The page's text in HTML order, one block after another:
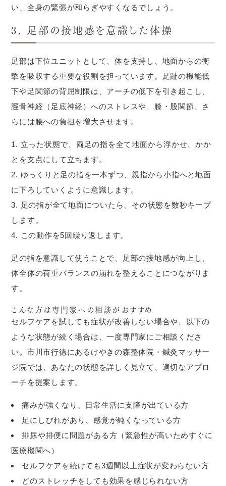
い、全身の緊張が和らぎやすくなるでしょう。
3. 足部の接地感を意識した体操
足部は下位ユニットとして、体を支持し、地面からの衝
撃を吸収する重要な役割を担っています。足趾の機能低
下や足関節の背屈制限は、アーチの低下を引き起こし、
脛骨神経（足底神経）へのストレスや、膝・股関節、さ
らには腰への負担を増大させます。
立った状態で、両足の指を全て地面から浮かせ、かか
とを支点にして立ちます。
ゆっくりと足の指を一本ずつ、親指から小指へと地面
に下ろしていくように意識します。
足の指が全て地面についたら、その状態を数秒キープ
します。
この動作を5回繰り返します。
足の指を意識して使うことで、足部の接地感が向上し、
体全体の荷重バランスの崩れを整えることにつながりま
す。
こんな方は専門家への相談がおすすめ
セルフケアを試しても症状が改善しない場合や、以下の
ような状態が続く場合は、一度専門家にご相談くださ
い。市川市行徳にあるけやきの森整体院・鍼灸マッサー
ジ院では、あなたの状態を詳しく見立て、適切なアプロ
ーチを提案します。
痛みが強くなり、日常生活に支障が出ている方
足にしびれがあり、感覚が鈍くなっている方
排尿や排便に問題がある方（緊急性が高いためすぐに
医療機関へ）
セルフケアを続けても3週間以上症状が変わらない方
どのストレッチをしても効果を感じられない方